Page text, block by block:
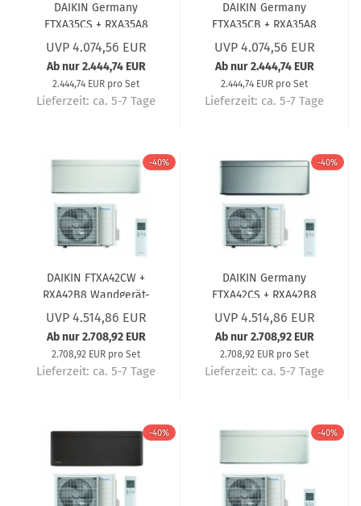
DAIKIN Germany
FTXA35CS + RXA35A8
Wandgerät-Set Stylish
Silber (5 Jahre
Garantie) 3,4 kW
UVP 4.074,56 EUR
Ab nur 2.444,74 EUR
2.444,74 EUR pro Set
Lieferzeit: ca. 5-7 Tage
DAIKIN Germany
FTXA35CB + RXA35A8
Wandgerät-Set Stylish
Schwarz (5 Jahre
Garantie) 3,4 kW
UVP 4.074,56 EUR
Ab nur 2.444,74 EUR
2.444,74 EUR pro Set
Lieferzeit: ca. 5-7 Tage
-40%
DAIKIN FTXA42CW +
RXA42B8 Wandgerät-
Set Stylish Weiß (5
Jahre Garantie) 4,2 kW
UVP 4.514,86 EUR
Ab nur 2.708,92 EUR
2.708,92 EUR pro Set
Lieferzeit: ca. 5-7 Tage
-40%
DAIKIN Germany
FTXA42CS + RXA42B8
Wandgerät-Set Stylish
Silber (5 Jahre
Garantie) 4,2 kW
UVP 4.514,86 EUR
Ab nur 2.708,92 EUR
2.708,92 EUR pro Set
Lieferzeit: ca. 5-7 Tage
-40% -40%